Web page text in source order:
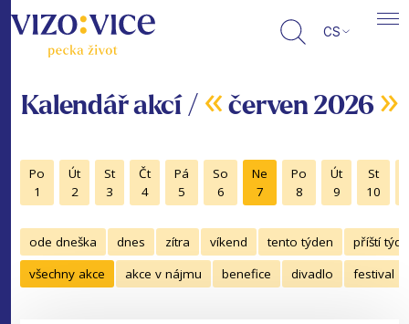
CS
Kalendář akcí / « červen 2026 »
Po
1
Út
2
St
3
Čt
4
Pá
5
So
6
Ne
7
Po
8
Út
9
St
10
ode dneška dnes zítra víkend tento týden
příští
všechny akce
akce v nájmu benefice divadlo festival